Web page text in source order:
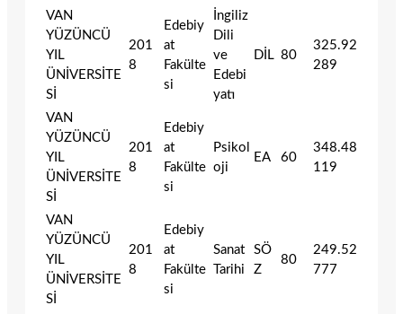
VAN
YÜZÜNCÜ
YIL
ÜNİVERSİTE
Sİ
201
8
Edebiy
at
Fakülte
si
İngiliz
Dili
ve
Edebi
yatı
DİL 80
325.92
289
VAN
YÜZÜNCÜ
YIL
ÜNİVERSİTE
Sİ
201
8
Edebiy
at
Fakülte
si
Psikol
oji
EA 60
348.48
119
VAN
YÜZÜNCÜ
YIL
ÜNİVERSİTE
Sİ
201
8
Edebiy
at
Fakülte
si
Sanat
Tarihi
SÖ
Z
80
249.52
777